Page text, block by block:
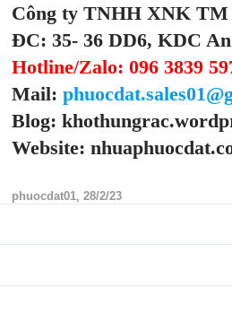
Công ty TNHH XNK
ĐC: 35- 36 DD6, KDC
Hotline/Zalo: 096 3839
Mail:
Blog:
Website:
phuocdat01, 28/2/23